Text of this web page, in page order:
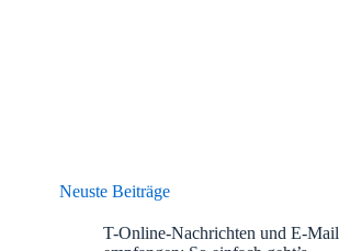
Neuste Beiträge
T-Online-Nachrichten und E-Mail